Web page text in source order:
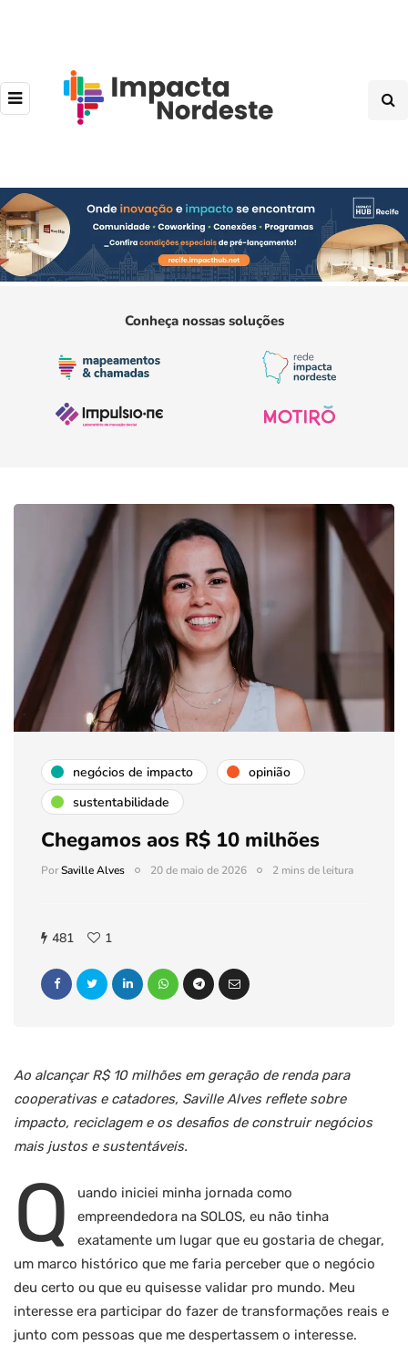
Conheça nossas soluções
negócios de impacto
opinião
sustentabilidade
Chegamos aos R$ 10 milhões
PorSaville Alves 20 de maio de 2026 2 mins de leitura
481 1
Ao alcançar R$ 10 milhões em geração de renda para
cooperativas e catadores, Saville Alves reflete sobre
impacto, reciclagem e os desafios de construir negócios
mais justos e sustentáveis.
Q
uando iniciei minha jornada como
empreendedora na SOLOS, eu não tinha
exatamente um lugar que eu gostaria de chegar,
um marco histórico que me faria perceber que o negócio
deu certo ou que eu quisesse validar pro mundo. Meu
interesse era participar do fazer de transformações reais e
junto com pessoas que me despertassem o interesse.